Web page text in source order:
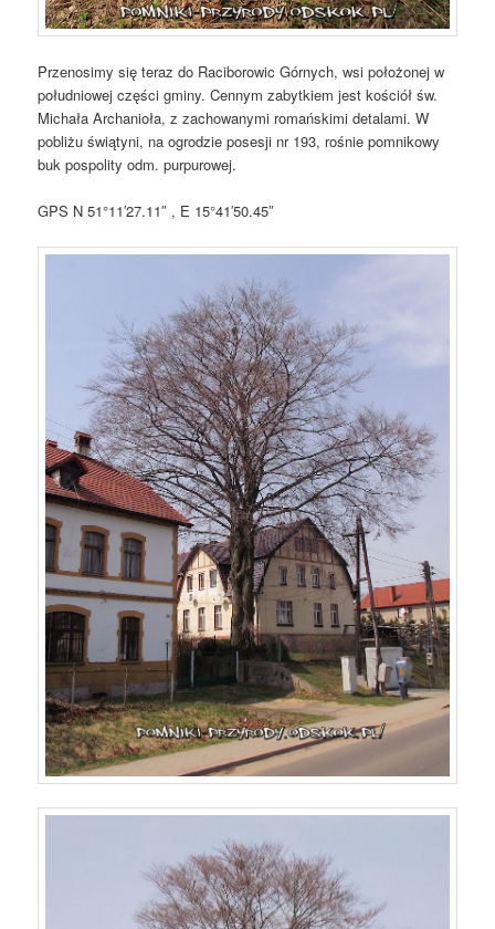
Przenosimy się teraz do Raciborowic Górnych, wsi położonej w
południowej części gminy. Cennym zabytkiem jest kościół św.
Michała Archanioła, z zachowanymi romańskimi detalami. W
pobliżu świątyni, na ogrodzie posesji nr 193, rośnie pomnikowy
buk pospolity odm. purpurowej.
GPS N 51°11′27.11″ , E 15°41′50.45″